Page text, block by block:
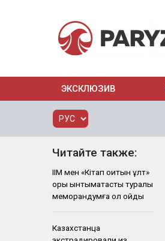
ЭКСКЛЮЗИВ
Читайте также:
ІІМ мен «Кітап оқитын ұлт»
қоры ынтымақтастық туралы
меморандумға қол қойды
Казахстанца